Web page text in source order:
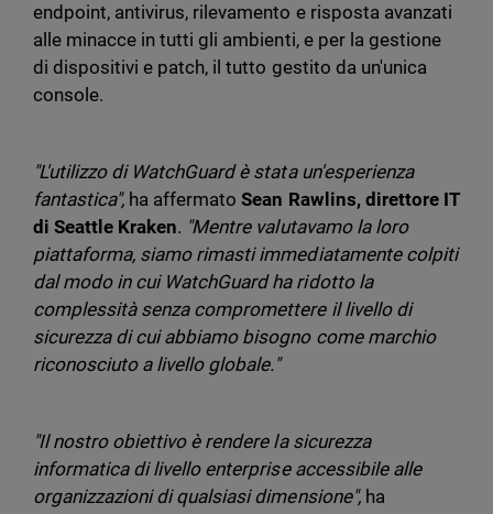
endpoint, antivirus, rilevamento e risposta avanzati
alle minacce in tutti gli ambienti, e per la gestione
di dispositivi e patch, il tutto gestito da un'unica
console.
"L'utilizzo di WatchGuard è stata un'esperienza
fantastica", ha affermatoSean Rawlins, direttore IT
di Seattle Kraken. "Mentre valutavamo la loro
piattaforma, siamo rimasti immediatamente colpiti
dal modo in cui WatchGuard ha ridotto la
complessità senza compromettere il livello di
sicurezza di cui abbiamo bisogno come marchio
riconosciuto a livello globale."
"Il nostro obiettivo è rendere la sicurezza
informatica di livello enterprise accessibile alle
organizzazioni di qualsiasi dimensione",ha